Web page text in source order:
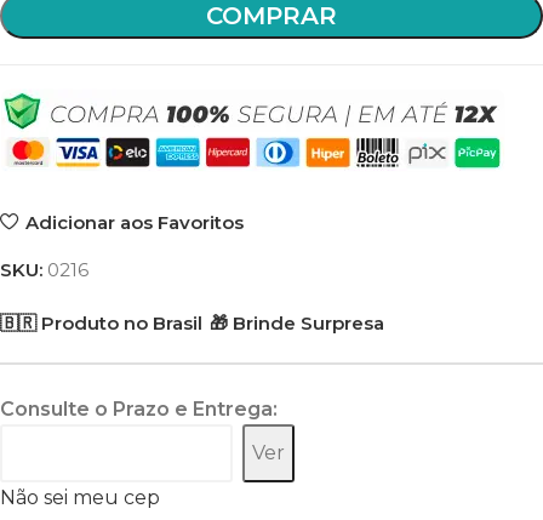
COMPRAR
Adicionar aos Favoritos
SKU: 0216
🇧🇷 Produto no Brasil 🎁 Brinde Surpresa
Consulte o Prazo e Entrega:
Ver
Não sei meu cep